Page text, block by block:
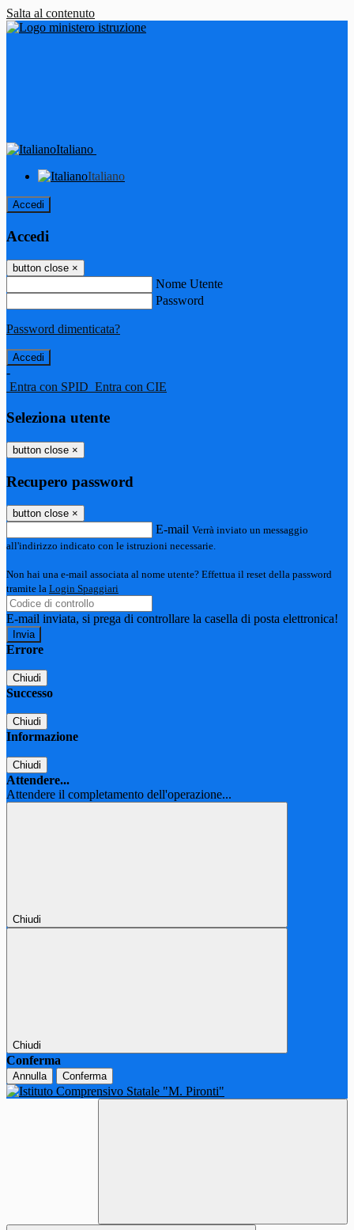
Salta al contenuto
Italiano
Italiano
Accedi
Accedi
button close ×
Nome Utente
Password
Password dimenticata?
-
Entra con SPID Entra con CIE
Seleziona utente
button close ×
Recupero password
button close ×
E-mail Verrà inviato un messaggio
all'indirizzo indicato con le istruzioni necessarie.
Non hai una e-mail associata al nome utente? Effettua il reset della password
tramite la Login Spaggiari
E-mail inviata, si prega di controllare la casella di posta elettronica!
Errore
Chiudi
Successo
Chiudi
Informazione
Chiudi
Attendere...
Attendere il completamento dell'operazione...
Chiudi
Chiudi
Conferma
Annulla Conferma